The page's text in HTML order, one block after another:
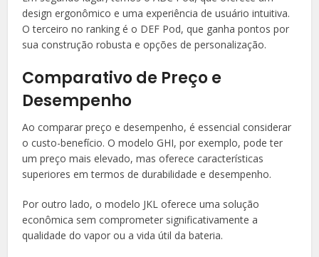
design ergonômico e uma experiência de usuário intuitiva.
O terceiro no ranking é o DEF Pod, que ganha pontos por
sua construção robusta e opções de personalização.
Comparativo de Preço e
Desempenho
Ao comparar preço e desempenho, é essencial considerar
o custo-benefício. O modelo GHI, por exemplo, pode ter
um preço mais elevado, mas oferece características
superiores em termos de durabilidade e desempenho.
Por outro lado, o modelo JKL oferece uma solução
econômica sem comprometer significativamente a
qualidade do vapor ou a vida útil da bateria.